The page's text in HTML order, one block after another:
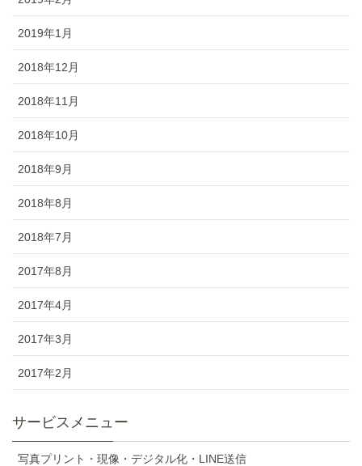
2019年1月
2018年12月
2018年11月
2018年10月
2018年9月
2018年8月
2018年7月
2017年8月
2017年4月
2017年3月
2017年2月
サービスメニュー
写真プリント・現像・デジタル化・LINE送信